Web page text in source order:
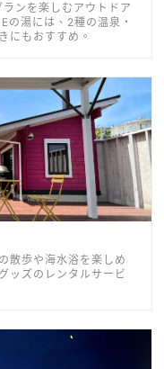
ンを楽しむアウトドア
の湯には、2種の温泉・
にもおすすめ。
散歩や海水浴を楽しめ
ッズのレンタルサービ